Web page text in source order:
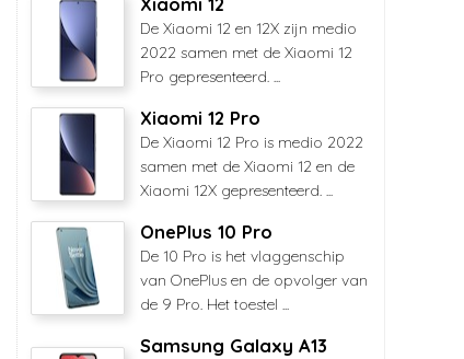
Xiaomi 12
De Xiaomi 12 en 12X zijn medio
2022 samen met de Xiaomi 12
Pro gepresenteerd. ...
Xiaomi 12 Pro
De Xiaomi 12 Pro is medio 2022
samen met de Xiaomi 12 en de
Xiaomi 12X gepresenteerd. ...
OnePlus 10 Pro
De 10 Pro is het vlaggenschip
van OnePlus en de opvolger van
de 9 Pro. Het toestel ...
Samsung Galaxy A13